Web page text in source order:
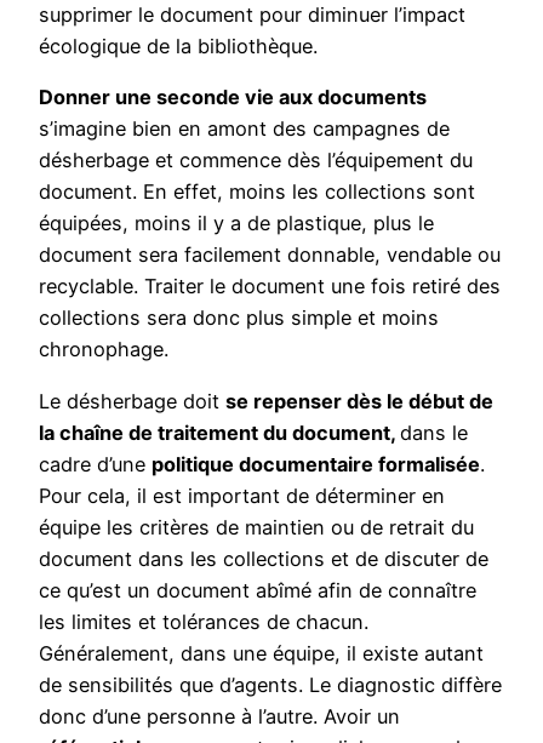
supprimer le document pour diminuer l’impact
écologique de la bibliothèque.
Donner une seconde vie aux documents
s’imagine bien en amont des campagnes de
désherbage et commence dès l’équipement du
document. En effet, moins les collections sont
équipées, moins il y a de plastique, plus le
document sera facilement donnable, vendable ou
recyclable. Traiter le document une fois retiré des
collections sera donc plus simple et moins
chronophage.
Le désherbage doit se repenser dès le début de
la chaîne de traitement du document, dans le
cadre d’une politique documentaire formalisée.
Pour cela, il est important de déterminer en
équipe les critères de maintien ou de retrait du
document dans les collections et de discuter de
ce qu’est un document abîmé afin de connaître
les limites et tolérances de chacun.
Généralement, dans une équipe, il existe autant
de sensibilités que d’agents. Le diagnostic diffère
donc d’une personne à l’autre. Avoir un